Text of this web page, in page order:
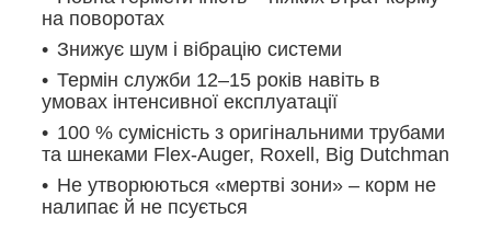
на поворотах
Знижує шум і вібрацію системи
Термін служби 12–15 років навіть в
умовах інтенсивної експлуатації
100 % сумісність з оригінальними трубами
та шнеками Flex-Auger, Roxell, Big Dutchman
Не утворюються «мертві зони» – корм не
налипає й не псується